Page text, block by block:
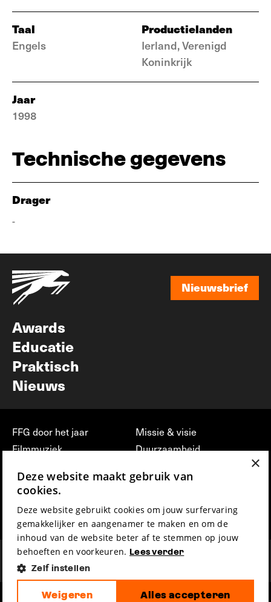
Taal
Engels
Productielanden
Ierland, Verenigd
Koninkrijk
Jaar
1998
Technische gegevens
Drager
-
Nieuwsbrief
Awards
Educatie
Praktisch
Nieuws
FFG door het jaar
Filmmuziek
Press & Industry
Film Fest Friends
Missie & visie
Duurzaamheid
vrijwilligerswerk bij FFG
Privacy & Disclaimer
×
Deze website maakt gebruik van
cookies.
Deze website gebruikt cookies om jouw surfervaring
gemakkelijker en aangenamer te maken en om de
inhoud van de website beter af te stemmen op jouw
behoeften en voorkeuren. Lees verder
Zelf instellen
Alles accepteren
Weigeren